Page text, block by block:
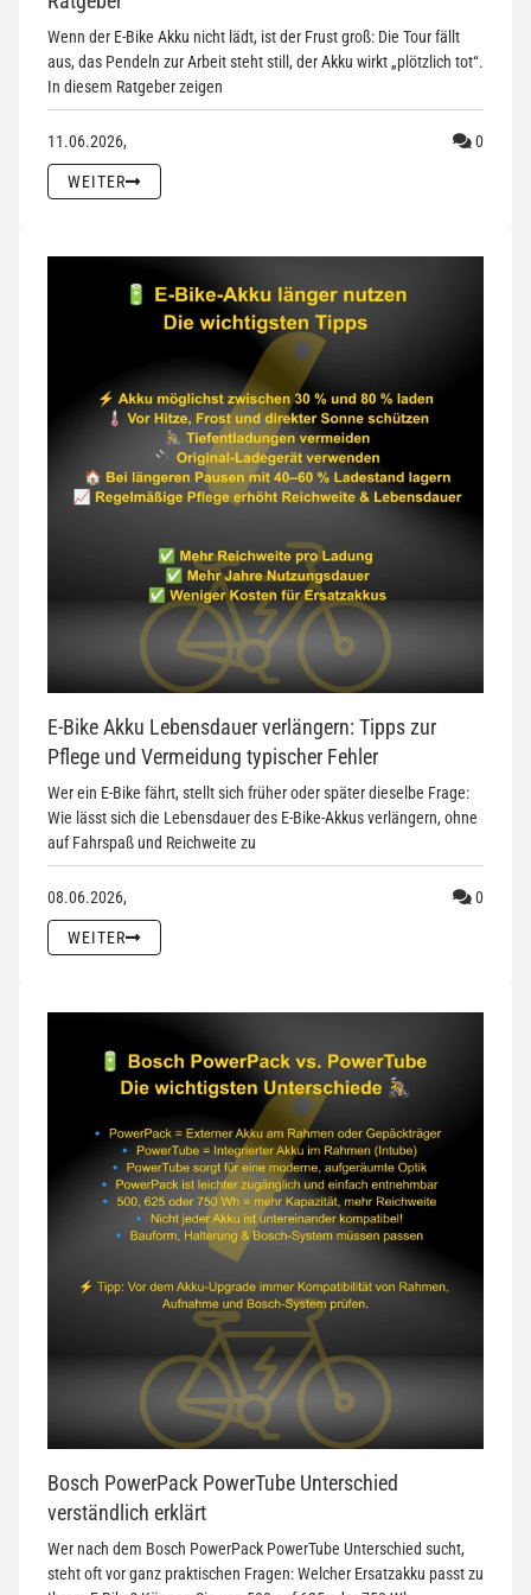
Wenn der E-Bike Akku nicht lädt, ist der Frust groß: Die Tour fällt
aus, das Pendeln zur Arbeit steht still, der Akku wirkt „plötzlich tot“.
In diesem Ratgeber zeigen
11.06.2026, 0
WEITER
E-Bike Akku Lebensdauer verlängern: Tipps zur
Pflege und Vermeidung typischer Fehler
Wer ein E-Bike fährt, stellt sich früher oder später dieselbe Frage:
Wie lässt sich die Lebensdauer des E-Bike-Akkus verlängern, ohne
auf Fahrspaß und Reichweite zu
08.06.2026, 0
WEITER
Bosch PowerPack PowerTube Unterschied
verständlich erklärt
Wer nach dem Bosch PowerPack PowerTube Unterschied sucht,
steht oft vor ganz praktischen Fragen: Welcher Ersatzakku passt zu